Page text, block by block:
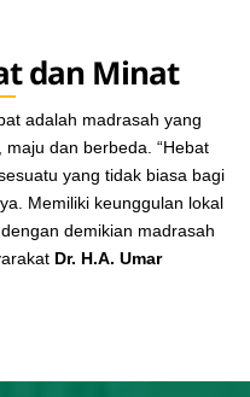
dan Minat
adalah madrasah yang
dan berbeda. “Hebat
yang tidak biasa bagi
Memiliki keunggulan lokal
demikian madrasah
Dr. H.A. Umar